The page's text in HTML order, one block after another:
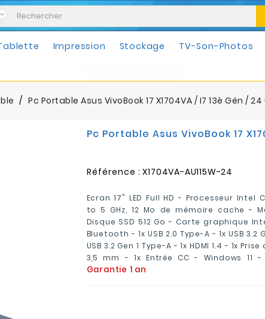
Impression Stockage TV-Son-Photos
Pc Portable Asus VivoBook 17 X1704VA / I7 13è Gén / 24
Pc Portable Asus VivoBook 17
Référence : X1704VA-AU115W-24
Ecran 17" LED Full HD - Processeur Intel
to 5 GHz, 12 Mo de mémoire cache -
Disque SSD 512 Go - Carte graphique
Bluetooth - 1x USB 2.0 Type-A - 1x USB 3.2
USB 3.2 Gen 1 Type-A - 1x HDMI 1.4 - 1x
3,5 mm - 1x Entrée CC - Windows 11
Garantie 1 an